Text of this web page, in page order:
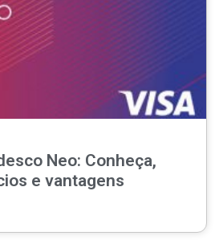
Neo: Conheça,
e vantagens